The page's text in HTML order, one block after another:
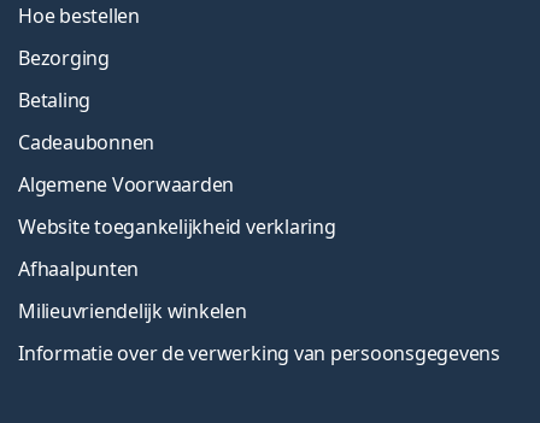
Hoe bestellen
Bezorging
Betaling
Cadeaubonnen
Algemene Voorwaarden
Website toegankelijkheid verklaring
Afhaalpunten
Milieuvriendelijk winkelen
Informatie over de verwerking van persoonsgegevens